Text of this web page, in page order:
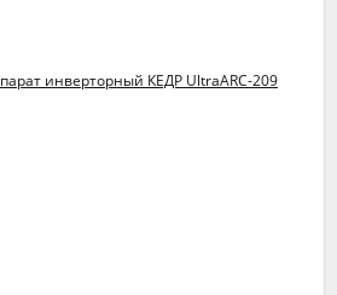
инверторный КЕДР UltraARC-209